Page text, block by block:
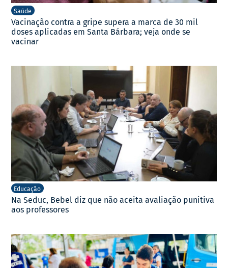
Saúde
Vacinação contra a gripe supera a marca de 30 mil
doses aplicadas em Santa Bárbara; veja onde se
vacinar
Educação
Na Seduc, Bebel diz que não aceita avaliação punitiva
aos professores